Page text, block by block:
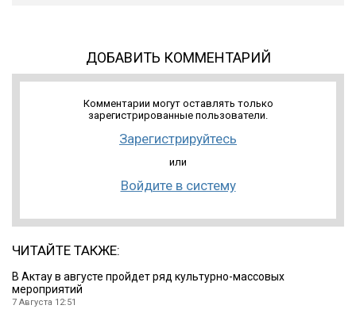
ДОБАВИТЬ КОММЕНТАРИЙ
Комментарии могут оставлять только
зарегистрированные пользователи.
Зарегистрируйтесь
или
Войдите в систему
ЧИТАЙТЕ ТАКЖЕ:
В Актау в августе пройдет ряд культурно-массовых
мероприятий
7 Августа 12:51